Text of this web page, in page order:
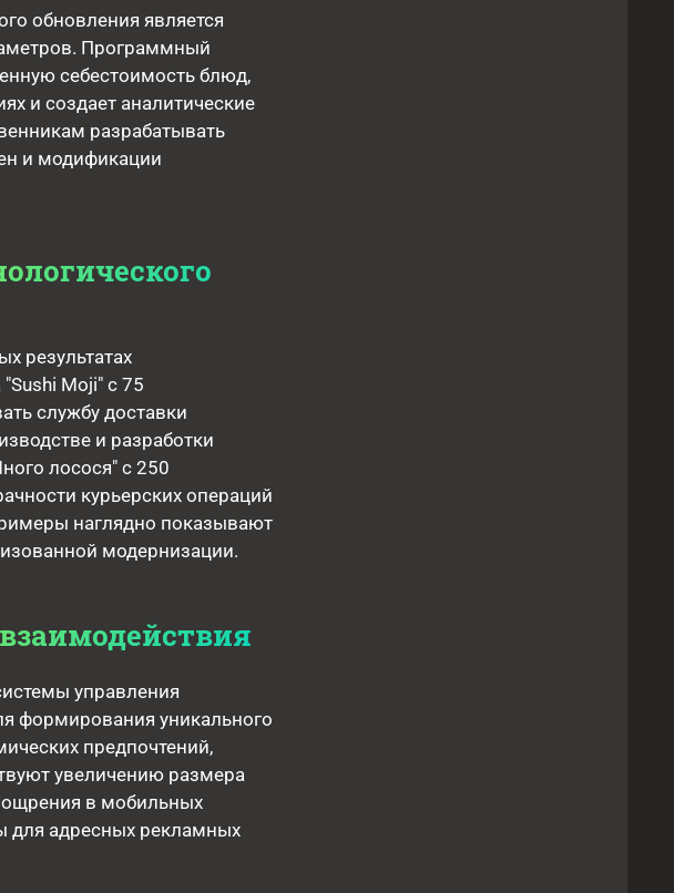
обновления является
Программный
себестоимость блюд,
и создает аналитические
разрабатывать
и модификации
результатах
Moji" с 75
службу доставки
и разработки
лосося" с 250
курьерских операций
наглядно показывают
модернизации.
управления
формирования уникального
предпочтений,
увеличению размера
в мобильных
для адресных рекламных